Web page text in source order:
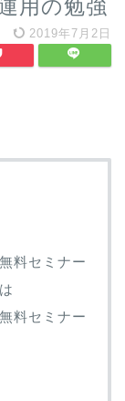
用の勉強
2019年7月2日
料セミナー
料セミナー